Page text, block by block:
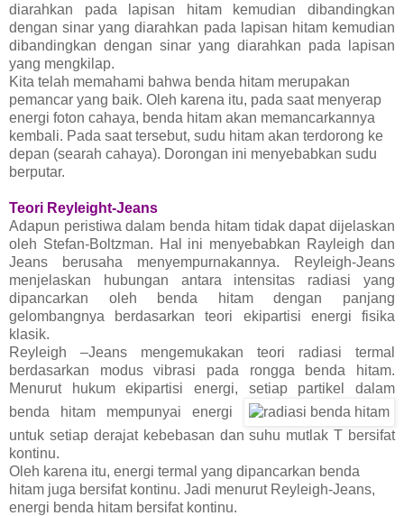
diarahkan pada lapisan hitam kemudian dibandingkan
dengan sinar yang diarahkan pada lapisan hitam kemudian
dibandingkan dengan sinar yang diarahkan pada lapisan
yang mengkilap.
Kita telah memahami bahwa benda hitam merupakan
pemancar yang baik. Oleh karena itu, pada saat menyerap
energi foton cahaya, benda hitam akan memancarkannya
kembali. Pada saat tersebut, sudu hitam akan terdorong ke
depan (searah cahaya). Dorongan ini menyebabkan sudu
berputar.
Teori Reyleight-Jeans
Adapun peristiwa dalam benda hitam tidak dapat dijelaskan
oleh Stefan-Boltzman. Hal ini menyebabkan Rayleigh dan
Jeans berusaha menyempurnakannya. Reyleigh-Jeans
menjelaskan hubungan antara intensitas radiasi yang
dipancarkan oleh benda hitam dengan panjang
gelombangnya berdasarkan teori ekipartisi energi fisika
klasik.
Reyleigh –Jeans mengemukakan teori radiasi termal
berdasarkan modus vibrasi pada rongga benda hitam.
Menurut hukum ekipartisi energi, setiap partikel dalam
benda hitam mempunyai energi
untuk setiap derajat kebebasan dan suhu mutlak T bersifat
kontinu.
Oleh karena itu, energi termal yang dipancarkan benda
hitam juga bersifat kontinu. Jadi menurut Reyleigh-Jeans,
energi benda hitam bersifat kontinu.